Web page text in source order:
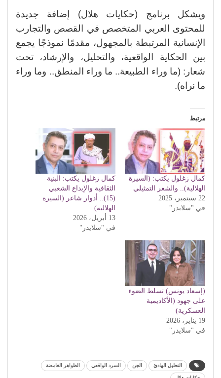
ويشكل برنامج (حكايات هلال) إضافة جديدة
للمحتوى العربي المتخصص في القصص والتجارب
الإنسانية المرتبطة بالمجهول، مقدمًا نموذجًا يجمع
بين الحكاية الواقعية، والتحليل، والإرشاد، تحت
شعار: (ما وراء الطبيعة.. ما وراء المنطق.. وما وراء
ما نراه).
مرتبط
كمال زغلول يكتب: (السيرة
الهلالية).. والشعر التمثيلي
22 سبتمبر، 2025
في "سلايدر"
كمال زغلول يكتب: البنية
الثقافية والإبداع الشعبي
(15).. أدوار شاعر (السيرة
الهلالية)
13 أبريل، 2026
في "سلايدر"
(إسعاد يونس) تسلط الضوء
على جهود (الأكاديمية
العسكرية)
19 يناير، 2026
في "سلايدر"
التحليل الهادئ الجن السرد الواقعي الظواهر الغامضة